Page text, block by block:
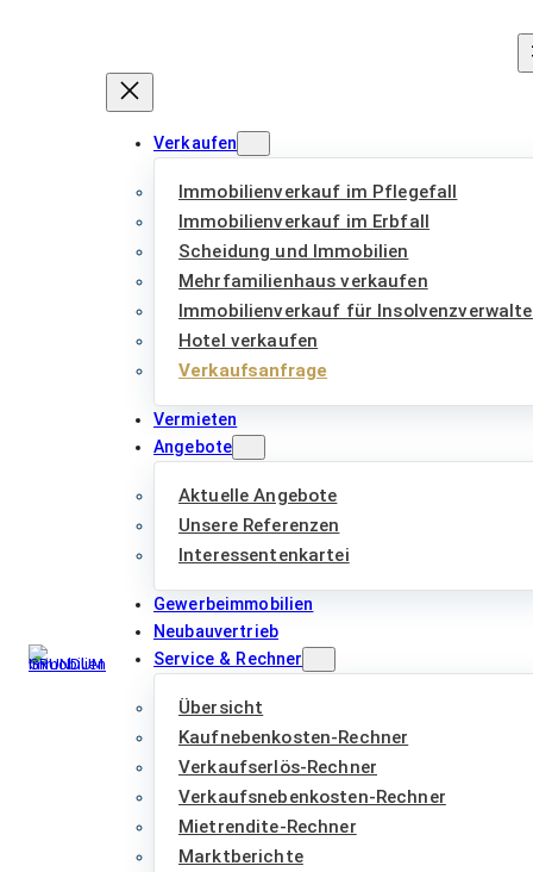
Verkaufen
Immobilienverkauf im Pflegefall
Immobilienverkauf im Erbfall
Scheidung und Immobilien
Mehrfamilienhaus verkaufen
Immobilienverkauf für
Hotel verkaufen
Verkaufsanfrage
Vermieten
Angebote
Aktuelle Angebote
Unsere Referenzen
Interessentenkartei
Gewerbeimmobilien
Neubauvertrieb
Service & Rechner
Übersicht
Kaufnebenkosten-Rechner
Verkaufserlös-Rechner
Verkaufsnebenkosten-Rechner
Mietrendite-Rechner
Marktberichte